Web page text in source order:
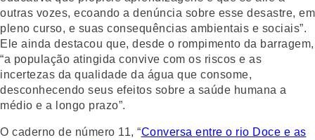
outras vozes, ecoando a denúncia sobre esse desastre, em
pleno curso, e suas consequências ambientais e sociais”.
Ele ainda destacou que, desde o rompimento da barragem,
“a população atingida convive com os riscos e as
incertezas da qualidade da água que consome,
desconhecendo seus efeitos sobre a saúde humana a
médio e a longo prazo”.
O caderno de número 11, “Conversa entre o rio Doce e as